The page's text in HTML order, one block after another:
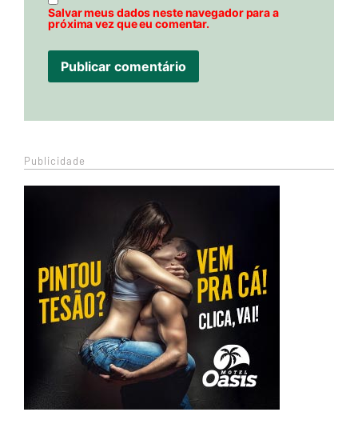
Salvar meus dados neste navegador para a
próxima vez que eu comentar.
Publicidade